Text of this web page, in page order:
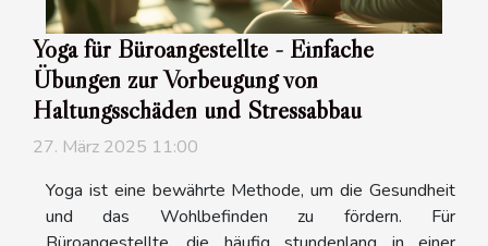
Yoga für Büroangestellte - Einfache
Übungen zur Vorbeugung von
Haltungsschäden und Stressabbau
27. März 2025 11:00
Yoga ist eine bewährte Methode, um die Gesundheit
und das Wohlbefinden zu fördern. Für